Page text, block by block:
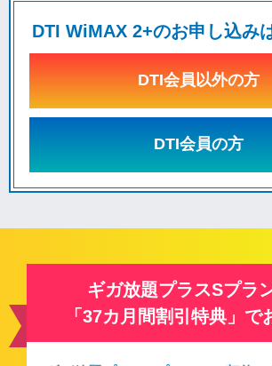
DTI WiMAX 2+のお申し込み
DTI会員以外の方
DTI会員の方
ギガ放題プラスSプラ
「37カ月間割引特典」で